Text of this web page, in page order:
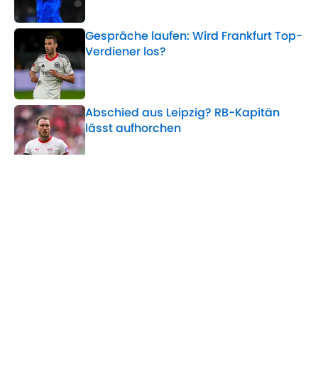
Gespräche laufen: Wird Frankfurt Top-
Verdiener los?
Published by on Invalid Date
Abschied aus Leipzig? RB-Kapitän
lässt aufhorchen
Published by on Invalid Date